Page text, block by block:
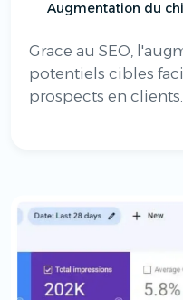
Augmentation du
Grace au SEO,
potentiels cibles
prospects en clients.